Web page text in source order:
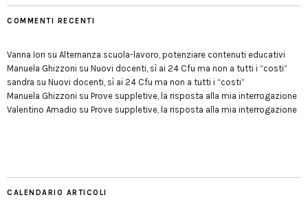
COMMENTI RECENTI
Vanna Iori su Alternanza scuola-lavoro, potenziare contenuti educativi
Manuela Ghizzoni su Nuovi docenti, sì ai 24 Cfu ma non a tutti i “costi”
sandra su Nuovi docenti, sì ai 24 Cfu ma non a tutti i “costi”
Manuela Ghizzoni su Prove suppletive, la risposta alla mia interrogazione
Valentino Amadio su Prove suppletive, la risposta alla mia interrogazione
CALENDARIO ARTICOLI